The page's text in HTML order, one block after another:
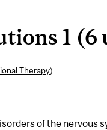
1 (6
Therapy)
of the nervous